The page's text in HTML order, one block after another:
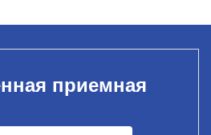
приемная